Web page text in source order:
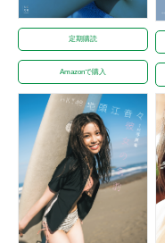
定期購読
Amazonで購入